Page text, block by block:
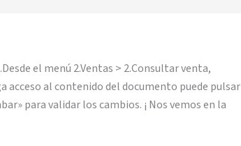
el menú 2.Ventas > 2.Consultar venta,
acceso al contenido del documento puede pulsar
para validar los cambios. ¡ Nos vemos en la